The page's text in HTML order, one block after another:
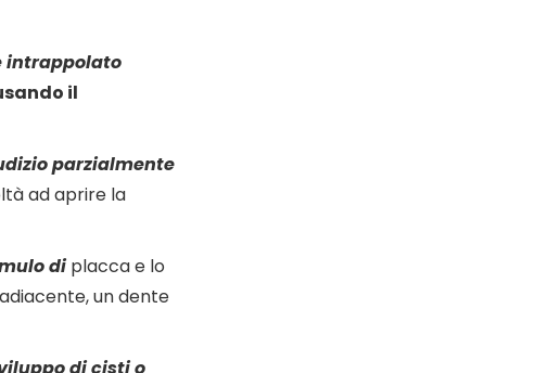
intrappolato
il
parzialmente
ad aprire la
di placcae lo
, un dente
di cisti o